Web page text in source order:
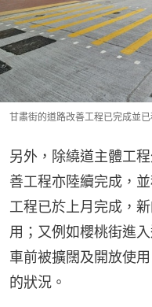
甘肅街的道路改善工程已完成並
另外，除繞道主體工
善工程亦陸續完成，
工程已於上月完成，
用；又例如櫻桃街進
車前被擴闊及開放使
的狀況。